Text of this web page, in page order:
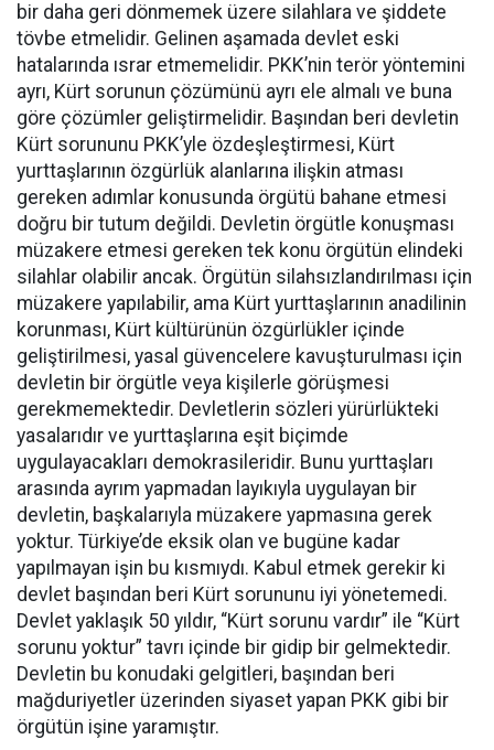
bir daha geri dönmemek üzere silahlara ve şiddete
tövbe etmelidir. Gelinen aşamada devlet eski
hatalarında ısrar etmemelidir. PKK’nin terör yöntemini
ayrı, Kürt sorunun çözümünü ayrı ele almalı ve buna
göre çözümler geliştirmelidir. Başından beri devletin
Kürt sorununu PKK’yle özdeşleştirmesi, Kürt
yurttaşlarının özgürlük alanlarına ilişkin atması
gereken adımlar konusunda örgütü bahane etmesi
doğru bir tutum değildi. Devletin örgütle konuşması
müzakere etmesi gereken tek konu örgütün elindeki
silahlar olabilir ancak. Örgütün silahsızlandırılması için
müzakere yapılabilir, ama Kürt yurttaşlarının anadilinin
korunması, Kürt kültürünün özgürlükler içinde
geliştirilmesi, yasal güvencelere kavuşturulması için
devletin bir örgütle veya kişilerle görüşmesi
gerekmemektedir. Devletlerin sözleri yürürlükteki
yasalarıdır ve yurttaşlarına eşit biçimde
uygulayacakları demokrasileridir. Bunu yurttaşları
arasında ayrım yapmadan layıkıyla uygulayan bir
devletin, başkalarıyla müzakere yapmasına gerek
yoktur. Türkiye’de eksik olan ve bugüne kadar
yapılmayan işin bu kısmıydı. Kabul etmek gerekir ki
devlet başından beri Kürt sorununu iyi yönetemedi.
Devlet yaklaşık 50 yıldır, “Kürt sorunu vardır” ile “Kürt
sorunu yoktur” tavrı içinde bir gidip bir gelmektedir.
Devletin bu konudaki gelgitleri, başından beri
mağduriyetler üzerinden siyaset yapan PKK gibi bir
örgütün işine yaramıştır.